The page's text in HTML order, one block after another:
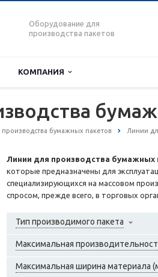
Оборудование для
производства пакетов
КОМПАНИЯ
бумажных пакетов Линии
Линии для производства бумажных
которые предназначены для
специализирующихся на массовом
спросом, прежде всего, в торговых
Тип производимого пакета
Максимальная
Максимальная ширина материала